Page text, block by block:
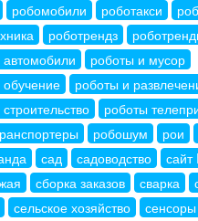
робомобили роботакси
роботрендз
роботы и мусор
роботы и
роботы
робошум рои
сад садоводство
сайт
сборка заказов сварка
сельское хозяйство
сенсоры